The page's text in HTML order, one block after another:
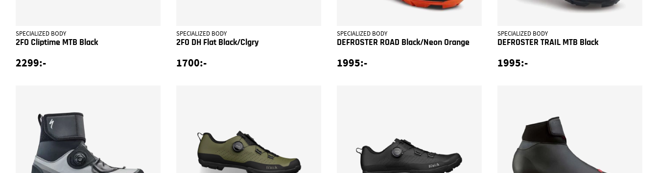
SPECIALIZED BODY
2FO Cliptime MTB Black
2299:-
SPECIALIZED BODY
2FO DH Flat Black/Clgry
1700:-
SPECIALIZED BODY
DEFROSTER ROAD Black/Neon Orange
1995:-
SPECIALIZED BODY
DEFROSTER TRAIL MTB Black
1995:-